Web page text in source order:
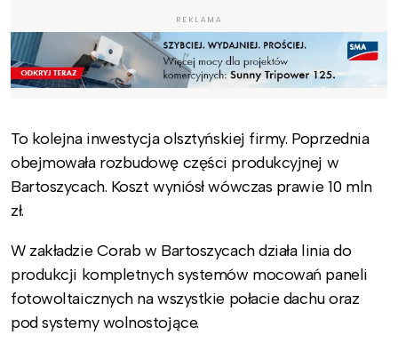
REKLAMA
To kolejna inwestycja olsztyńskiej firmy. Poprzednia
obejmowała rozbudowę części produkcyjnej w
Bartoszycach. Koszt wyniósł wówczas prawie 10 mln
zł.
W zakładzie Corab w Bartoszycach działa linia do
produkcji kompletnych systemów mocowań paneli
fotowoltaicznych na wszystkie połacie dachu oraz
pod systemy wolnostojące.